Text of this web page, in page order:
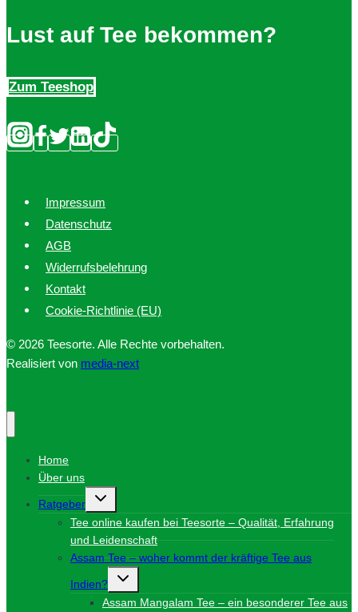
Lust auf Tee bekommen?
Zum Teeshop
Impressum
Datenschutz
AGB
Widerrufsbelehrung
Kontakt
Cookie-Richtlinie (EU)
© 2026 Teesorte. Alle Rechte vorbehalten.
Realisiert von media-next
Home
Über uns
Ratgeber
Untermenü
Tee online kaufen bei Teesorte – Qualität, Erfahrung
und Leidenschaft
Assam Tee – woher kommt der kräftige Tee aus
Indien?
Untermenü
Assam Mangalam Tee – ein besonderer Tee aus